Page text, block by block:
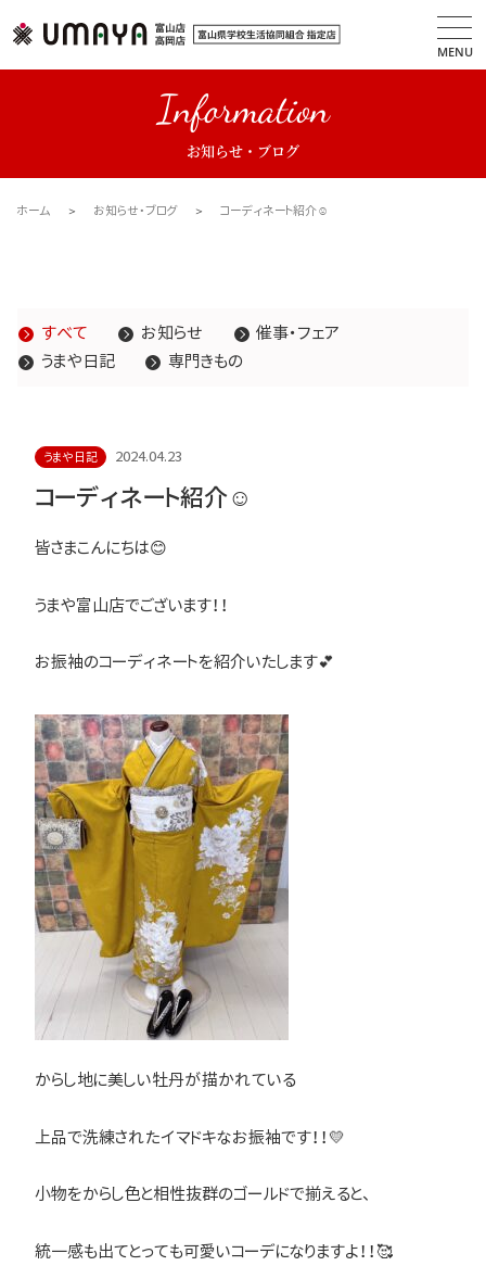
MENU
Information
お知らせ・ブログ
ホーム お知らせ・ブログ コーディネート紹介☺
すべて お知らせ
催事・フェア
うまや日記
専門きもの
うまや日記 2024.04.23
コーディネート紹介☺
皆さまこんにちは😊
うまや富山店でございます！！
お振袖のコーディネートを紹介いたします💕
からし地に美しい牡丹が描かれている
上品で洗練されたイマドキなお振袖です！！💛
小物をからし色と相性抜群のゴールドで揃えると、
統一感も出てとっても可愛いコーデになりますよ！！🥰